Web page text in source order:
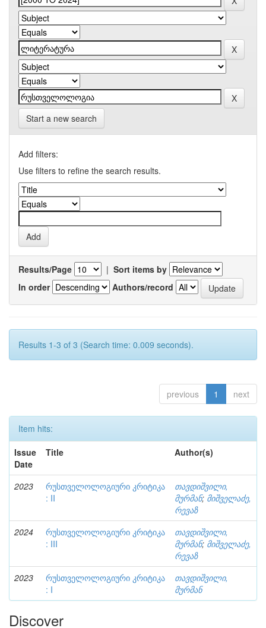
Start a new search
Add filters:
Use filters to refine the search results.
Results/Page | Sort items by
In order
Authors/record
Results 1-3 of 3 (Search time: 0.009 seconds).
previous 1 next
Item hits:
Issue
Date
Title Author(s)
2023
რუსთველოლოგიური კრიტიკა
: II
თავდიშვილი,
მურმან; მიშველაძე,
რევაზ
2024
რუსთველოლოგიური კრიტიკა
: III
თავდიშვილი,
მურმან; მიშველაძე,
რევაზ
2023
რუსთველოლოგიური კრიტიკა
: I
თავდიშვილი,
მურმან
Discover